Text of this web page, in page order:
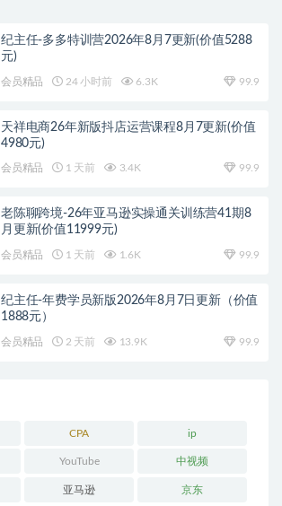
纪主任-多多特训营2026年8月7更新(价值5288
元)
会员精品 24 小时前 6.3K 99.9
天祥电商26年新版抖店运营课程8月7更新(价值
4980元)
会员精品 1 天前 3.4K 99.9
老陈聊跨境-26年亚马逊实操通关训练营41期8
月更新(价值11999元)
会员精品 1 天前 1.6K 99.9
纪主任-年费学员新版2026年8月7日更新（价值
1888元）
会员精品 2 天前 13.9K 99.9
CPA ip
YouTube 中视频
亚马逊 京东